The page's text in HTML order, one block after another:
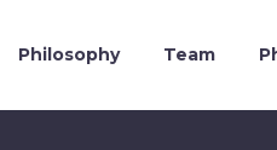
Philosophy Team